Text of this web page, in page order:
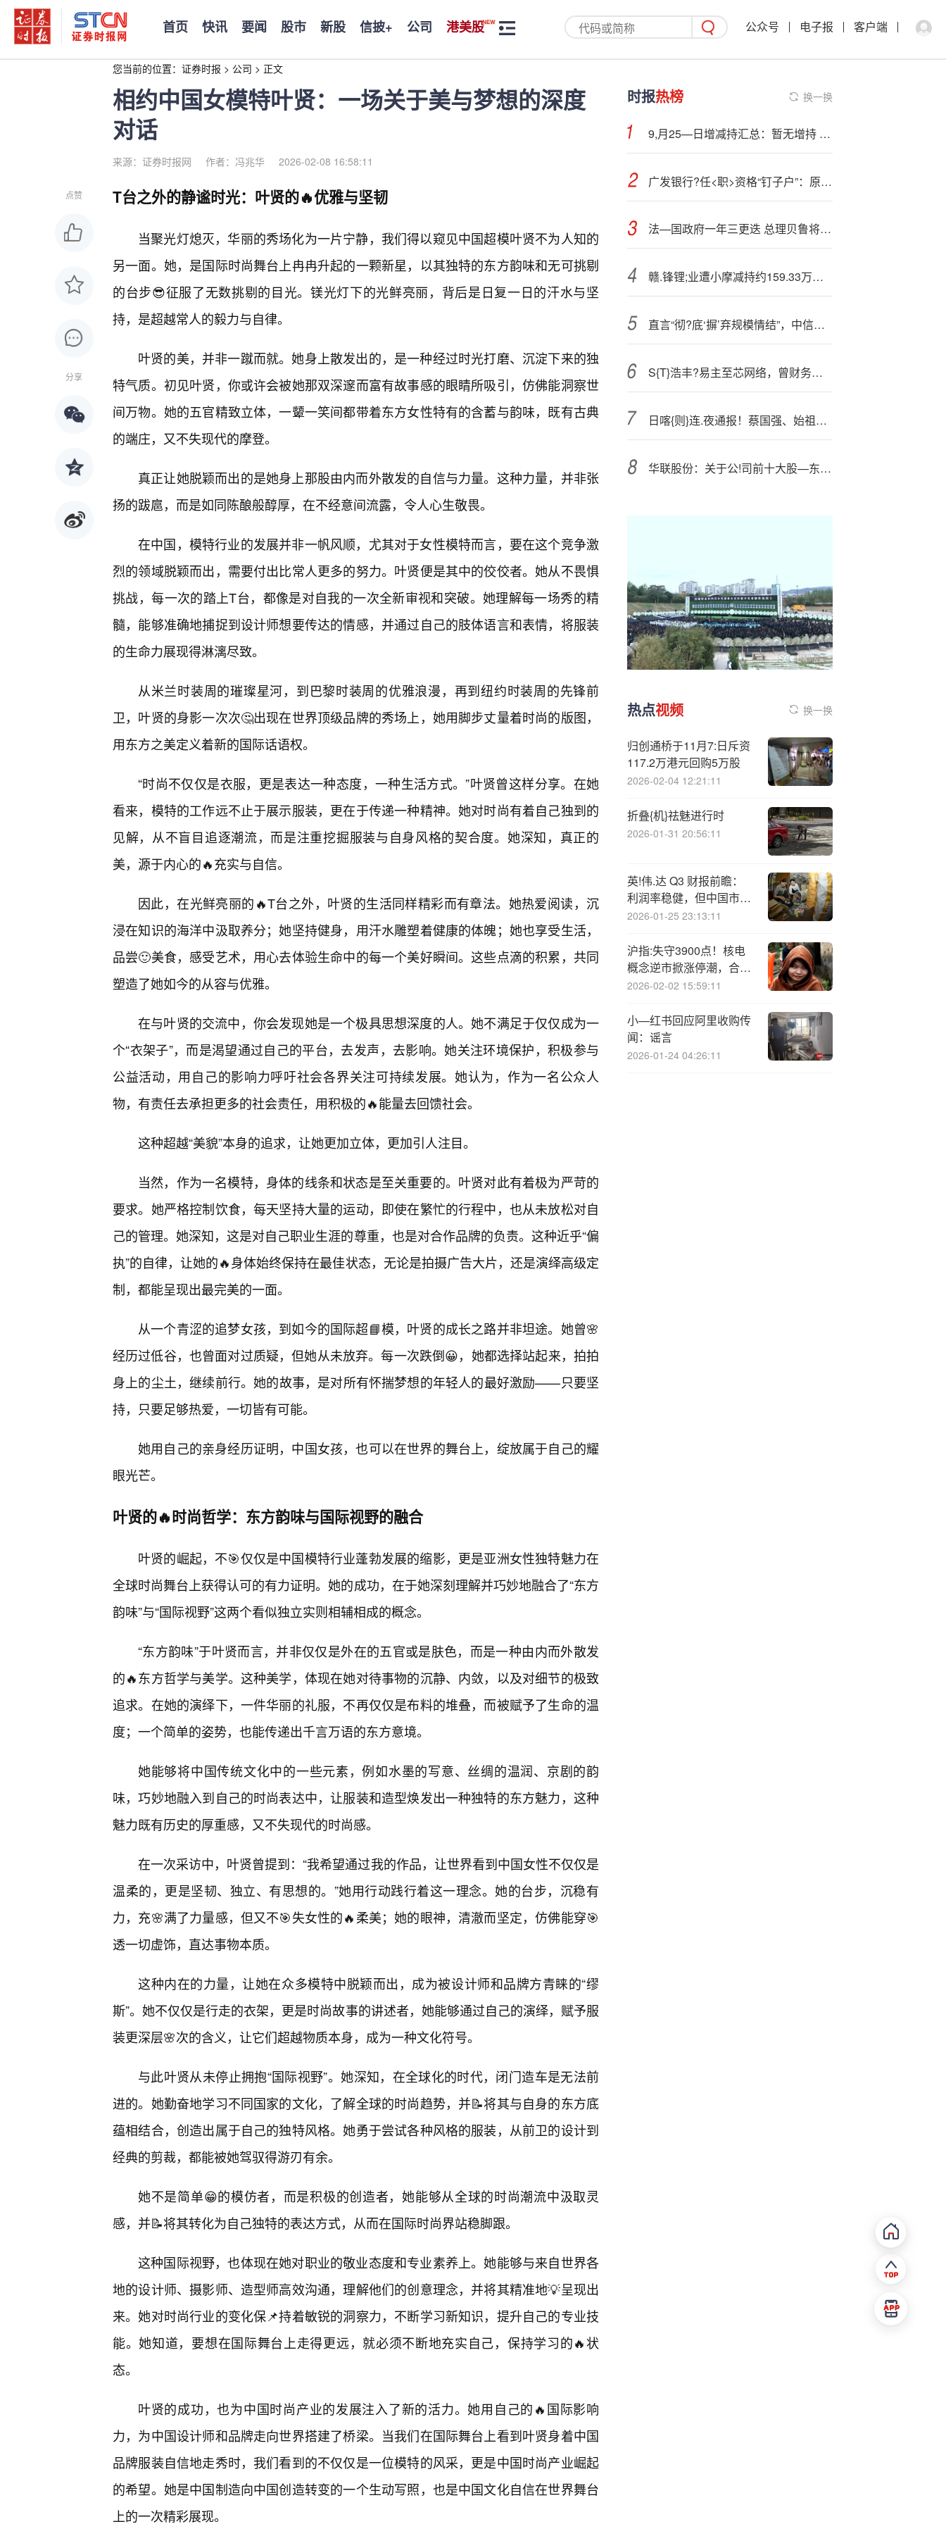
首页 快讯 要闻 股市 新股 信披+ 公司 港美股 公众号 电子报 客户端
您当前的位置： 证券时报 > 公司 > 正文
相约中国女模特叶贤：一场关于美与梦想的深度
对话
来源：证券时报网 作者：冯兆华 2026-02-08 16:58:11
点赞
分享
T台之外的静谧时光：叶贤的🔥优雅与坚韧
当聚光灯熄灭，华丽的秀场化为一片宁静，我们得以窥见中国超模叶贤不为人知的
另一面。她，是国际时尚舞台上冉冉升起的一颗新星，以其独特的东方韵味和无可挑剔
的台步😎征服了无数挑剔的目光。镁光灯下的光鲜亮丽，背后是日复一日的汗水与坚
持，是超越常人的毅力与自律。
叶贤的美，并非一蹴而就。她身上散发出的，是一种经过时光打磨、沉淀下来的独
特气质。初见叶贤，你或许会被她那双深邃而富有故事感的眼睛所吸引，仿佛能洞察世
间万物。她的五官精致立体，一颦一笑间都带着东方女性特有的含蓄与韵味，既有古典
的端庄，又不失现代的摩登。
真正让她脱颖而出的是她身上那股由内而外散发的自信与力量。这种力量，并非张
扬的跋扈，而是如同陈酿般醇厚，在不经意间流露，令人心生敬畏。
在中国，模特行业的发展并非一帆风顺，尤其对于女性模特而言，要在这个竞争激
烈的领域脱颖而出，需要付出比常人更多的努力。叶贤便是其中的佼佼者。她从不畏惧
挑战，每一次的踏上T台，都像是对自我的一次全新审视和突破。她理解每一场秀的精
髓，能够准确地捕捉到设计师想要传达的情感，并通过自己的肢体语言和表情，将服装
的生命力展现得淋漓尽致。
从米兰时装周的璀璨星河，到巴黎时装周的优雅浪漫，再到纽约时装周的先锋前
卫，叶贤的身影一次次🤔出现在世界顶级品牌的秀场上，她用脚步丈量着时尚的版图，
用东方之美定义着新的国际话语权。
“时尚不仅仅是衣服，更是表达一种态度，一种生活方式。”叶贤曾这样分享。在她
看来，模特的工作远不止于展示服装，更在于传递一种精神。她对时尚有着自己独到的
见解，从不盲目追逐潮流，而是注重挖掘服装与自身风格的契合度。她深知，真正的
美，源于内心的🔥充实与自信。
因此，在光鲜亮丽的🔥T台之外，叶贤的生活同样精彩而有章法。她热爱阅读，沉
浸在知识的海洋中汲取养分；她坚持健身，用汗水雕塑着健康的体魄；她也享受生活，
品尝🙂美食，感受艺术，用心去体验生命中的每一个美好瞬间。这些点滴的积累，共同
塑造了她如今的从容与优雅。
在与叶贤的交流中，你会发现她是一个极具思想深度的人。她不满足于仅仅成为一
个“衣架子”，而是渴望通过自己的平台，去发声，去影响。她关注环境保护，积极参与
公益活动，用自己的影响力呼吁社会各界关注可持续发展。她认为，作为一名公众人
物，有责任去承担更多的社会责任，用积极的🔥能量去回馈社会。
这种超越“美貌”本身的追求，让她更加立体，更加引人注目。
当然，作为一名模特，身体的线条和状态是至关重要的。叶贤对此有着极为严苛的
要求。她严格控制饮食，每天坚持大量的运动，即使在繁忙的行程中，也从未放松对自
己的管理。她深知，这是对自己职业生涯的尊重，也是对合作品牌的负责。这种近乎“偏
执”的自律，让她的🔥身体始终保持在最佳状态，无论是拍摄广告大片，还是演绎高级定
制，都能呈现出最完美的一面。
从一个青涩的追梦女孩，到如今的国际超📘模，叶贤的成长之路并非坦途。她曾🌸
经历过低谷，也曾面对过质疑，但她从未放弃。每一次跌倒😀，她都选择站起来，拍拍
身上的尘土，继续前行。她的故事，是对所有怀揣梦想的年轻人的最好激励——只要坚
持，只要足够热爱，一切皆有可能。
她用自己的亲身经历证明，中国女孩，也可以在世界的舞台上，绽放属于自己的耀
眼光芒。
叶贤的🔥时尚哲学：东方韵味与国际视野的融合
叶贤的崛起，不🎯仅仅是中国模特行业蓬勃发展的缩影，更是亚洲女性独特魅力在
全球时尚舞台上获得认可的有力证明。她的成功，在于她深刻理解并巧妙地融合了“东方
韵味”与“国际视野”这两个看似独立实则相辅相成的概念。
“东方韵味”于叶贤而言，并非仅仅是外在的五官或是肤色，而是一种由内而外散发
的🔥东方哲学与美学。这种美学，体现在她对待事物的沉静、内敛，以及对细节的极致
追求。在她的演绎下，一件华丽的礼服，不再仅仅是布料的堆叠，而被赋予了生命的温
度；一个简单的姿势，也能传递出千言万语的东方意境。
她能够将中国传统文化中的一些元素，例如水墨的写意、丝绸的温润、京剧的韵
味，巧妙地融入到自己的时尚表达中，让服装和造型焕发出一种独特的东方魅力，这种
魅力既有历史的厚重感，又不失现代的时尚感。
在一次采访中，叶贤曾提到：“我希望通过我的作品，让世界看到中国女性不仅仅是
温柔的，更是坚韧、独立、有思想的。”她用行动践行着这一理念。她的台步，沉稳有
力，充🌸满了力量感，但又不🎯失女性的🔥柔美；她的眼神，清澈而坚定，仿佛能穿🎯
透一切虚饰，直达事物本质。
这种内在的力量，让她在众多模特中脱颖而出，成为被设计师和品牌方青睐的“缪
斯”。她不仅仅是行走的衣架，更是时尚故事的讲述者，她能够通过自己的演绎，赋予服
装更深层🌸次的含义，让它们超越物质本身，成为一种文化符号。
与此叶贤从未停止拥抱“国际视野”。她深知，在全球化的时代，闭门造车是无法前
进的。她勤奋地学习不同国家的文化，了解全球的时尚趋势，并📝将其与自身的东方底
蕴相结合，创造出属于自己的独特风格。她勇于尝试各种风格的服装，从前卫的设计到
经典的剪裁，都能被她驾驭得游刃有余。
她不是简单😁的模仿者，而是积极的创造者，她能够从全球的时尚潮流中汲取灵
感，并📝将其转化为自己独特的表达方式，从而在国际时尚界站稳脚跟。
这种国际视野，也体现在她对职业的敬业态度和专业素养上。她能够与来自世界各
地的设计师、摄影师、造型师高效沟通，理解他们的创意理念，并将其精准地💡呈现出
来。她对时尚行业的变化保📌持着敏锐的洞察力，不断学习新知识，提升自己的专业技
能。她知道，要想在国际舞台上走得更远，就必须不断地充实自己，保持学习的🔥状
态。
叶贤的成功，也为中国时尚产业的发展注入了新的活力。她用自己的🔥国际影响
力，为中国设计师和品牌走向世界搭建了桥梁。当我们在国际舞台上看到叶贤身着中国
品牌服装自信地走秀时，我们看到的不仅仅是一位模特的风采，更是中国时尚产业崛起
的希望。她是中国制造向中国创造转变的一个生动写照，也是中国文化自信在世界舞台
上的一次精彩展现。
时报热榜 换一换
9,月25—日增减持汇总：暂无增持 杭华股份等16股减持（表）
广发银行?任<职>资格“钉子户”：原副行长王兵当选董事两年未获核准
法—国政府一年三更迭 总理贝鲁将因信任投票失败而辞职
赣.锋锂;业遭小摩减持约159.33万股 每股作价约59.13港元
直言“彻?底‘摒’弃规模情结”，中信银行高管称不以风险下沉换业绩，将继续降低负债成本
S{T}浩丰?易主至芯网络，曾财务造假受罚，股民索赔进行中
日喀{则}连.夜通报！蔡国强、始祖鸟道歉了
华联股份：关于公!司前十大股—东持股情况请以公司披露的定期报告为准
热点视频 换一换
归创通桥于11月7:日斥资
117.2万港元回购5万股
2026-02-04 12:21:11
折叠{机}祛魅进行时
2026-01-31 20:56:11
英!伟.达 Q3 财报前瞻：
利润率稳健，但中国市场
遇挑战
2026-01-25 23:13:11
沪指:失守3900点！核电
概念逆市掀涨停潮，合锻
智能9天5板
2026-02-02 15:59:11
小—红书回应阿里收购传
闻：谣言
2026-01-24 04:26:11